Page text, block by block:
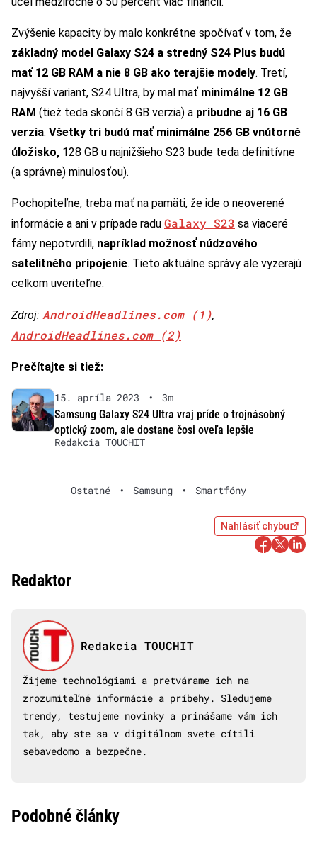
Zvýšenie kapacity by malo konkrétne spočívať v tom, že
základný model Galaxy S24 a stredný S24 Plus budú
mať 12 GB RAM a nie 8 GB ako terajšie modely. Tretí,
najvyšší variant, S24 Ultra, by mal mať minimálne 12 GB
RAM (tiež teda skončí 8 GB verzia) a pribudne aj 16 GB
verzia. Všetky tri budú mať minimálne 256 GB vnútorné
úložisko, 128 GB u najnižšieho S23 bude teda definitívne
(a správne) minulosťou).
Pochopiteľne, treba mať na pamäti, že ide o neoverené
informácie a ani v prípade radu Galaxy S23 sa viaceré
fámy nepotvrdili, napríklad možnosť núdzového
satelitného pripojenie. Tieto aktuálne správy ale vyzerajú
celkom uveriteľne.
Zdroj: AndroidHeadlines.com (1),
AndroidHeadlines.com (2)
Prečítajte si tiež:
15. apríla 2023 •
3m
Samsung Galaxy S24 Ultra vraj príde o trojnásobný
optický zoom, ale dostane čosi oveľa lepšie
Redakcia TOUCHIT
Ostatné • Samsung • Smartfóny
Nahlásiť chybu
Redaktor
Redakcia TOUCHIT
Žijeme technológiami a pretvárame ich na
zrozumiteľné informácie a príbehy. Sledujeme
trendy, testujeme novinky a prinášame vám ich
tak, aby ste sa v digitálnom svete cítili
sebavedomo a bezpečne.
Podobné články